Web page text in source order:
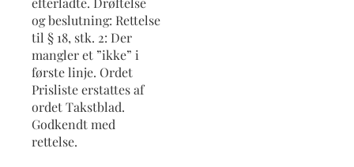
og beslutning: Rettelse
til § 18, stk. 2: Der
mangler et ”ikke” i
første linje. Ordet
Prisliste erstattes af
ordet Takstblad.
Godkendt med
rettelse.